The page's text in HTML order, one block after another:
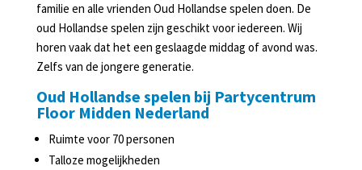
familie en alle vrienden Oud Hollandse spelen doen. De
oud Hollandse spelen zijn geschikt voor iedereen. Wij
horen vaak dat het een geslaagde middag of avond was.
Zelfs van de jongere generatie.
Oud Hollandse spelen bij Partycentrum
Floor Midden Nederland
Ruimte voor 70 personen
Talloze mogelijkheden